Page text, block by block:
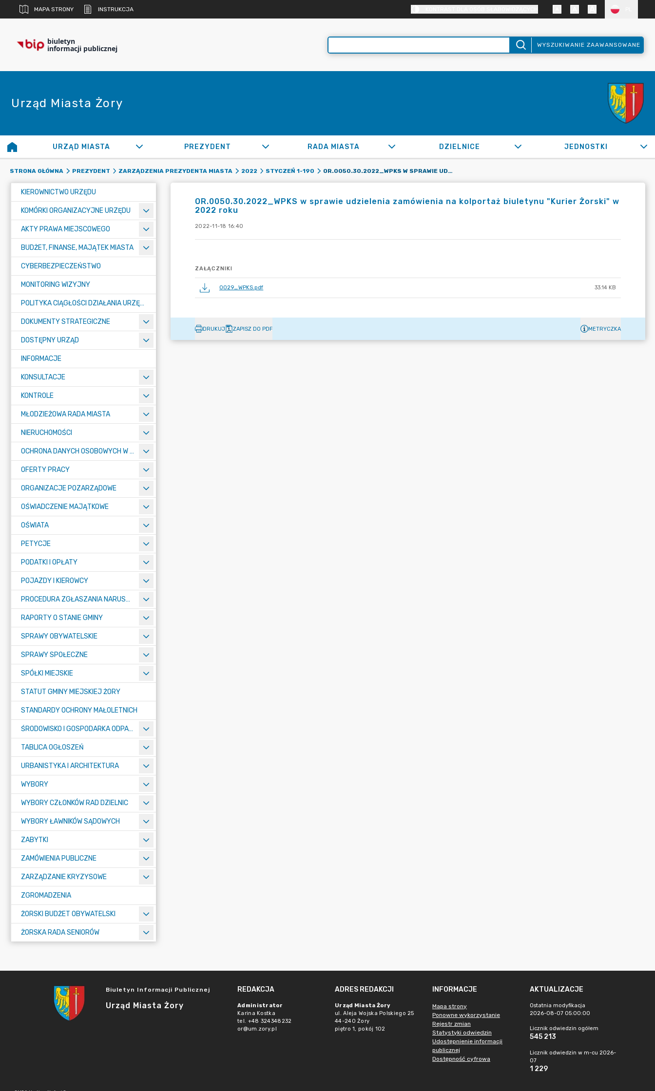
MAPA STRONY INSTRUKCJA
biuletyn
informacji publicznej WYSZUKIWANIE ZAAWANSOWANE
Urząd Miasta Żory
URZĄD MIASTA PREZYDENT RADA MIASTA DZIELNICE JEDNOSTKI
STRONA GŁÓWNA PREZYDENT ZARZĄDZENIA PREZYDENTA MIASTA 2022 STYCZEŃ 1-190 OR.0050.30.2022_WPKS W SPRAWIE UDZIELENIA ZAMÓWIENIA NA KOLPORTAŻ BIULETYNU "KURIER ŻORSKI" W 2022 ROKU
KIEROWNICTWO URZĘDU
KOMÓRKI ORGANIZACYJNE URZĘDU
AKTY PRAWA MIEJSCOWEGO
BUDŻET, FINANSE, MAJĄTEK MIASTA
CYBERBEZPIECZEŃSTWO
MONITORING WIZYJNY
POLITYKA CIĄGŁOŚCI DZIAŁANIA URZĘDU MIASTA ŻORY
DOKUMENTY STRATEGICZNE
DOSTĘPNY URZĄD
INFORMACJE
KONSULTACJE
KONTROLE
MŁODZIEŻOWA RADA MIASTA
NIERUCHOMOŚCI
OCHRONA DANYCH OSOBOWYCH W URZĘDZIE MIASTA ŻORY - RODO
OFERTY PRACY
ORGANIZACJE POZARZĄDOWE
OŚWIADCZENIE MAJĄTKOWE
OŚWIATA
PETYCJE
PODATKI I OPŁATY
POJAZDY I KIEROWCY
PROCEDURA ZGŁASZANIA NARUSZEŃ PRAWA
RAPORTY O STANIE GMINY
SPRAWY OBYWATELSKIE
SPRAWY SPOŁECZNE
SPÓŁKI MIEJSKIE
STATUT GMINY MIEJSKIEJ ŻORY
STANDARDY OCHRONY MAŁOLETNICH
ŚRODOWISKO I GOSPODARKA ODPADAMI
TABLICA OGŁOSZEŃ
URBANISTYKA I ARCHITEKTURA
WYBORY
WYBORY CZŁONKÓW RAD DZIELNIC
WYBORY ŁAWNIKÓW SĄDOWYCH
ZABYTKI
ZAMÓWIENIA PUBLICZNE
ZARZĄDZANIE KRYZYSOWE
ZGROMADZENIA
ŻORSKI BUDŻET OBYWATELSKI
ŻORSKA RADA SENIORÓW
OR.0050.30.2022_WPKS w sprawie udzielenia zamówienia na kolportaż biuletynu "Kurier Żorski" w
2022 roku
2022-11-18 16:40
ZAŁĄCZNIKI
0029_WPKS.pdf 33.14 KB
DRUKUJ ZAPISZ DO PDF METRYCZKA
Biuletyn Informacji Publicznej
Urząd Miasta Żory
REDAKCJA
Administrator
Karina Kostka
tel. +48 324348232
or@um.zory.pl
ADRES REDAKCJI
Urząd Miasta Żory
ul. Aleja Wojska Polskiego 25
44-240 Żory
piętro 1, pokój 102
INFORMACJE
Mapa strony
Ponowne wykorzystanie
Rejestr zmian
Statystyki odwiedzin
Udostępnienie informacji
publicznej
Dostępność cyfrowa
AKTUALIZACJE
Ostatnia modyfikacja
2026-08-07 05:00:00
Licznik odwiedzin ogółem
545 213
Licznik odwiedzin w m-cu 2026-
07
1 229